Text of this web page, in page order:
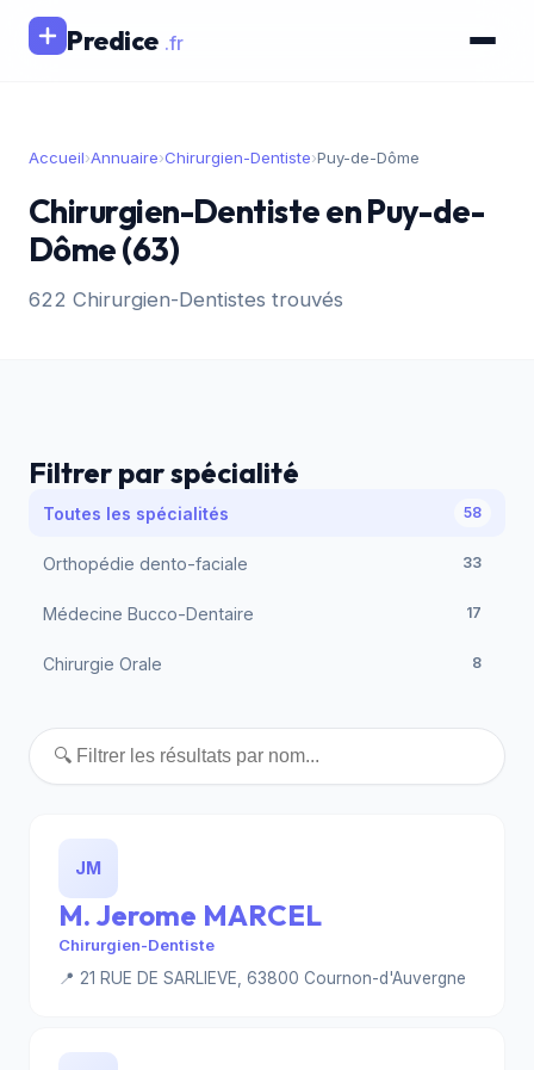
Predice .fr
Accueil›Annuaire›Chirurgien-Dentiste›Puy-de-Dôme
Chirurgien-Dentiste en Puy-de-
Dôme (63)
622 Chirurgien-Dentistes trouvés
Filtrer par spécialité
Toutes les spécialités 58
Orthopédie dento-faciale 33
Médecine Bucco-Dentaire 17
Chirurgie Orale 8
JM
M. Jerome MARCEL
Chirurgien-Dentiste
📍 21 RUE DE SARLIEVE, 63800 Cournon-d'Auvergne